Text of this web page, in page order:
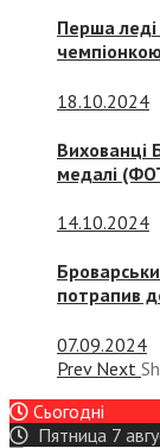
Перша леді
18.10.2024
Вихованці
медалі
14.10.2024
потрапив
07.09.2024
Prev Next
Сьогодні
Пятница 7